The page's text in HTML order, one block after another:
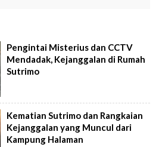
Pengintai Misterius dan CCTV
Mendadak, Kejanggalan di Rumah
Sutrimo
Kematian Sutrimo dan Rangkaian
Kejanggalan yang Muncul dari
Kampung Halaman